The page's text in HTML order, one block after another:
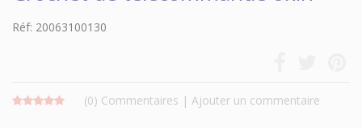
Réf: 20063100130
(0) Commentaires | Ajouter un commentaire